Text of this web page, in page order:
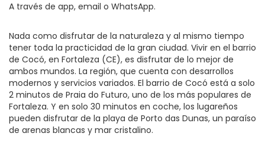
A través de app, email o WhatsApp.
Nada como disfrutar de la naturaleza y al mismo tiempo
tener toda la practicidad de la gran ciudad. Vivir en el barrio
de Cocó, en Fortaleza (CE), es disfrutar de lo mejor de
ambos mundos. La región, que cuenta con desarrollos
modernos y servicios variados. El barrio de Cocó está a solo
2 minutos de Praia do Futuro, uno de los más populares de
Fortaleza. Y en solo 30 minutos en coche, los lugareños
pueden disfrutar de la playa de Porto das Dunas, un paraíso
de arenas blancas y mar cristalino.